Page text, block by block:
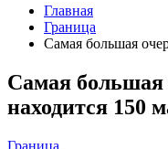
Главная
Граница
Самая большая
Самая большая
находится 150
Граница